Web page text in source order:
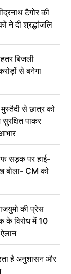
टैगोर की
ने दी श्रद्धांजलि
बिजली
से बनेगा
से छात्र को
पाकर
सड़क पर हाई-
बोला- CM को
की प्रेस
के विरोध में 10
है अनुशासन और